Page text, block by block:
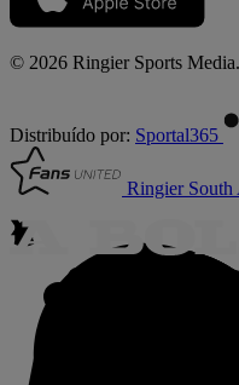
© 2026 Ringier Sports
Distribuído por: Sportal365
Ringier South